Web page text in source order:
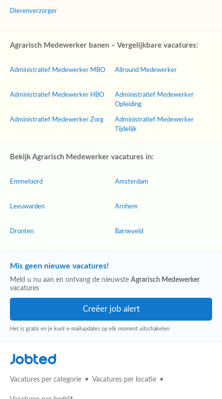
Dierenverzorger
Agrarisch Medewerker banen – Vergelijkbare vacatures:
Administratief Medewerker MBO
Administratief Medewerker HBO
Administratief Medewerker Zorg
Allround Medewerker
Administratief Medewerker
Opleiding
Administratief Medewerker
Tijdelijk
Bekijk Agrarisch Medewerker vacatures in:
Emmeloord
Leeuwarden
Dronten
Amsterdam
Arnhem
Barneveld
Mis geen nieuwe vacatures!
Meld u nu aan en ontvang de nieuwste Agrarisch Medewerker
vacatures
Het is gratis en je kunt e-mailupdates op elk moment uitschakelen
Jobted
Vacatures per categorie Vacatures per locatie